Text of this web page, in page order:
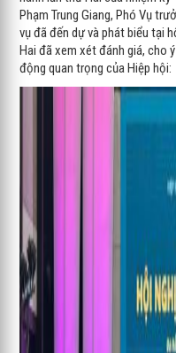
Phạm Trung Giang, Phó Vụ
vụ đã đến dự và phát biểu tại
Hai đã xem xét đánh giá, cho
động quan trọng của Hiệp hội: